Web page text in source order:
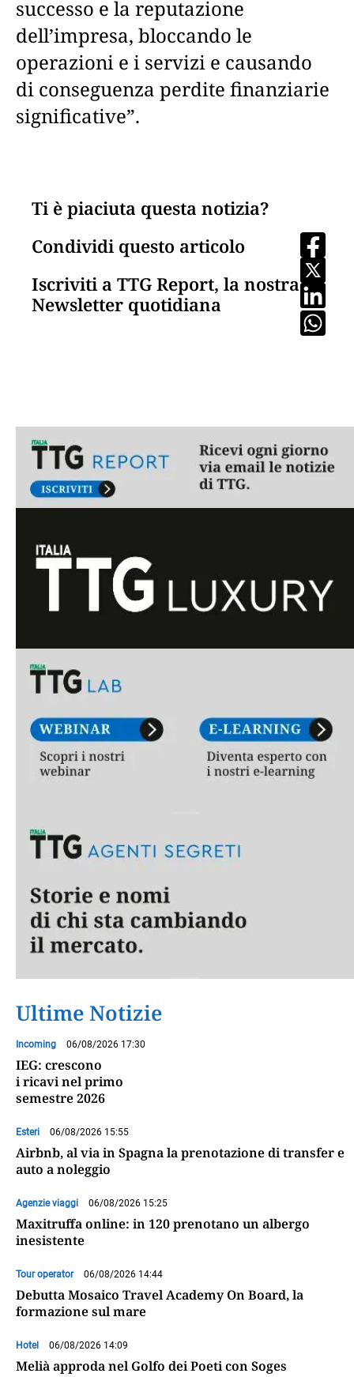
successo e la reputazione
dell’impresa, bloccando le
operazioni e i servizi e causando
di conseguenza perdite finanziarie
significative”.
Ti è piaciuta questa notizia?
Condividi questo articolo
Iscriviti a TTG Report, la nostra
Newsletter quotidiana
Ultime Notizie
Incoming 06/08/2026 17:30
IEG: crescono
i ricavi nel primo
semestre 2026
Esteri 06/08/2026 15:55
Airbnb, al via in Spagna la prenotazione di transfer e
auto a noleggio
Agenzie viaggi 06/08/2026 15:25
Maxitruffa online: in 120 prenotano un albergo
inesistente
Tour operator 06/08/2026 14:44
Debutta Mosaico Travel Academy On Board, la
formazione sul mare
Hotel 06/08/2026 14:09
Melià approda nel Golfo dei Poeti con Soges